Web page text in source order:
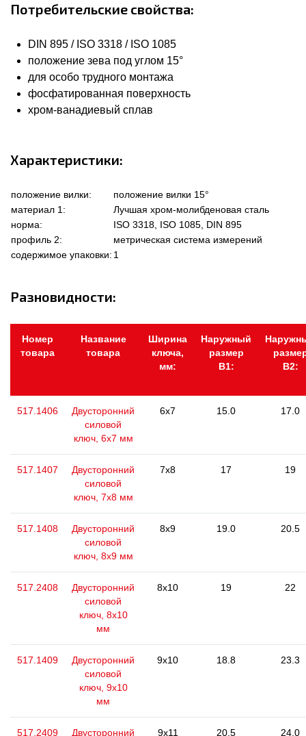
Потребительские свойства:
DIN 895 / ISO 3318 / ISO 1085
положение зева под углом 15°
для особо трудного монтажа
фосфатированная поверхность
хром-ванадиевый сплав
Характеристики:
положение вилки:
положение вилки 15°
материал 1:
Лучшая хром-молибденовая сталь
норма:
ISO 3318, ISO 1085, DIN 895
профиль 2:
метрическая система измерений
содержимое упаковки: 1
Разновидности:
Номер
товара
Название
товара
Ширина
ключа,
мм:
Наружный
размер
В1:
В2:
517.1406
Двусторонний
силовой
ключ, 6х7 мм
6x7 15.0 17.0
517.1407
Двусторонний
силовой
ключ, 7x8 мм
7x8 17 19
517.1408
Двусторонний
силовой
ключ, 8х9 мм
8x9 19.0 20.5
517.2408
Двусторонний
силовой
ключ, 8x10
мм
8x10 19 22
517.1409
Двусторонний
силовой
ключ, 9x10
мм
9x10 18.8 23.3
517.2409 Двусторонний 9x11 20.5 24.0